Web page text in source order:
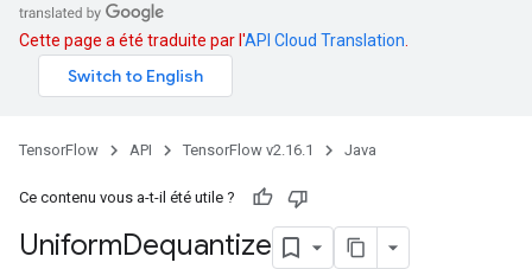
Cette page a été traduite par l'API Cloud Translation
TensorFlow API TensorFlow v2.16.1 Java
Ce contenu vous a-t-il été utile ?
UniformDequantize